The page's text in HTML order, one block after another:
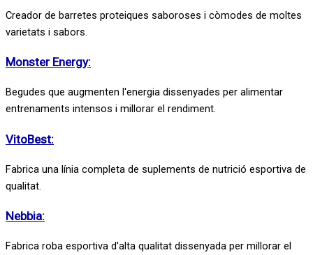
Creador de barretes proteiques saboroses i còmodes de moltes
varietats i sabors.
Monster Energy:
Begudes que augmenten l'energia dissenyades per alimentar
entrenaments intensos i millorar el rendiment.
VitoBest:
Fabrica una línia completa de suplements de nutrició esportiva de
qualitat.
Nebbia:
Fabrica roba esportiva d'alta qualitat dissenyada per millorar el